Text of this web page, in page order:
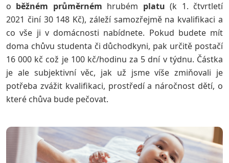
o běžném průměrném hrubém platu (k 1. čtvrtletí
2021 činí 30 148 Kč), záleží samozřejmě na kvalifikaci a
co vše ji v domácnosti nabídnete. Pokud budete mít
doma chůvu studenta či důchodkyni, pak určitě postačí
16 000 kč což je 100 kč/hodinu za 5 dní v týdnu. Částka
je ale subjektivní věc, jak už jsme víše zmiňovali je
potřeba zvážit kvalifikaci, prostředí a náročnost dětí, o
které chůva bude pečovat.